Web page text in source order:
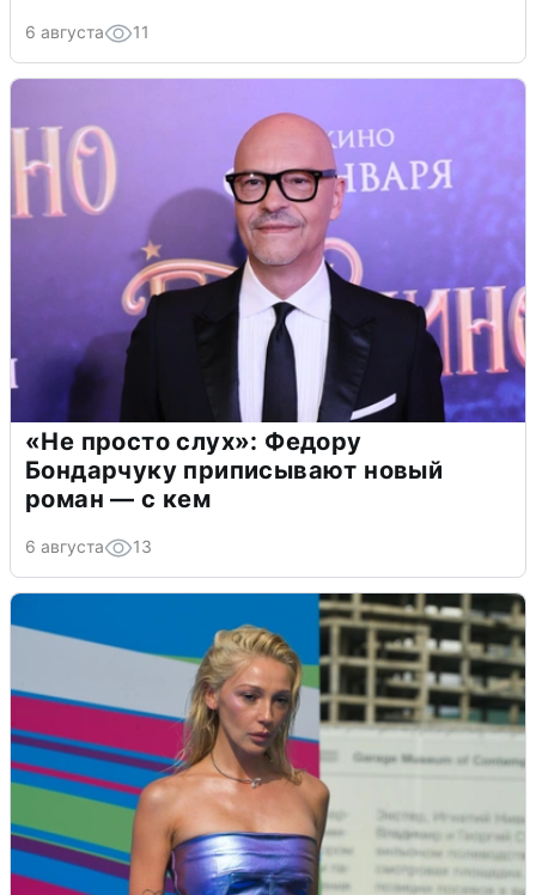
6 августа 11
«Не просто слух»: Федору
Бондарчуку приписывают новый
роман — с кем
6 августа 13